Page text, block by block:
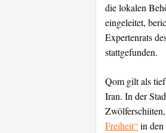
die lokalen
eingeleitet,
Expertenrats
stattgefunden.
Qom gilt als
Iran. In der
Freiheit“in den